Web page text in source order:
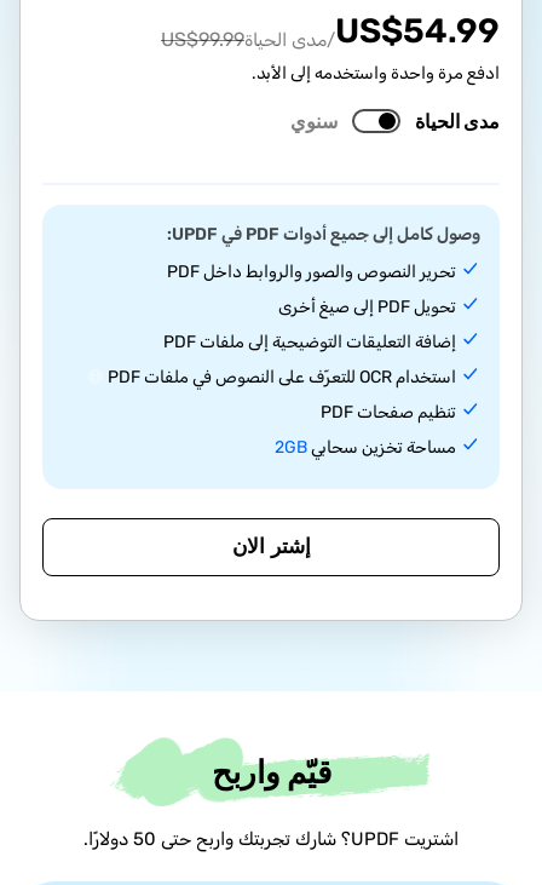
US$54.99 /مدى الحياة US$99.99
ادفع مرة واحدة واستخدمه إلى الأبد.
سنوي مدى الحياة
وصول كامل إلى جميع أدوات PDF في UPDF:
تحرير النصوص والصور والروابط داخل PDF
تحويل PDF إلى صيغ أخرى
إضافة التعليقات التوضيحية إلى ملفات PDF
استخدام OCR للتعرّف على النصوص في ملفات PDF
تنظيم صفحات PDF
مساحة تخزين سحابي2GB
إشتر الان
قيّم واربح
اشتريت UPDF؟ شارك تجربتك واربح حتى 50 دولارًا.